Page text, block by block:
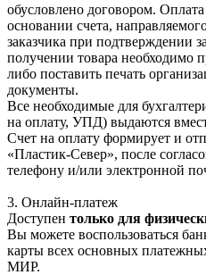
обусловлено договором. Оплата
основании счета,
заказчика при подтверждении
получении товара необходимо
либо поставить печать
документы.
Все необходимые для
на оплату, УПД) выдаются
Счет на оплату формирует и
«Пластик-Север», после
телефону и/или электронной
3. Онлайн-платеж
Доступен только для
Вы можете воспользоваться
карты всех основных
МИР.